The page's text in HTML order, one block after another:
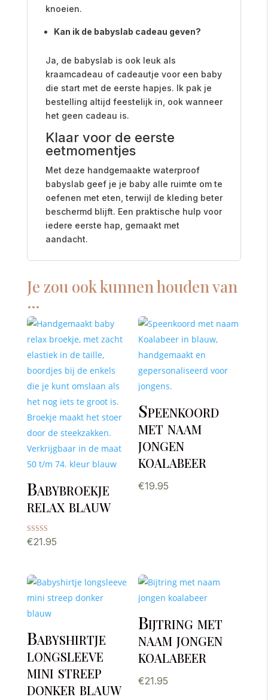
knoeien.
Kan ik de babyslab cadeau geven?
Ja, de babyslab is ook leuk als
kraamcadeau of cadeautje voor een baby
die start met de eerste hapjes. Ik pak je
bestelling altijd feestelijk in, ook wanneer
het geen cadeau is.
Klaar voor de eerste
eetmomentjes
Met deze handgemaakte waterproof
babyslab geef je je baby alle ruimte om te
oefenen met eten, terwijl de kleding beter
beschermd blijft. Een praktische hulp voor
iedere eerste hap, gemaakt met
aandacht.
Je zou ook kunnen houden van
…
Babybroekje
relax blauw
Gewaardeerd
5.00
€21.95
Speenkoord
met naam
jongen
koalabeer
€19.95
Babyshirtje
longsleeve
mini streep
donker blauw
Bijtring met
naam jongen
koalabeer
€21.95